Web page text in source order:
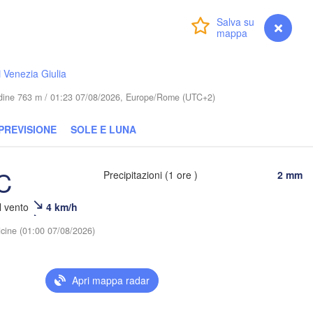
myVentusky Previsione
Venezia Giulia
763 m / 01:23 07/08/2026, Europe/Rome (UTC+2)
SOLE E LUNA
vento 4 km/h
Precipitazioni (1 ore ) 2 mm
(01:00 07/08/2026)
Apri mappa radar
(Babrujsk)
(Zhytomyr)
(Brest)
(Chernivtsi)
Івано-Франківськ
(Ivano-Frankivsk)